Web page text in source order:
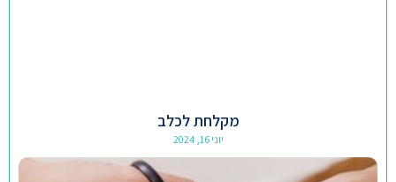
מקלחת לכלב
יוני 16, 2024